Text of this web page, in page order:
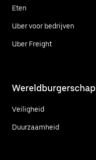
Eten
Uber voor bedrijven
Uber Freight
Wereldburgerschap
Veiligheid
Duurzaamheid